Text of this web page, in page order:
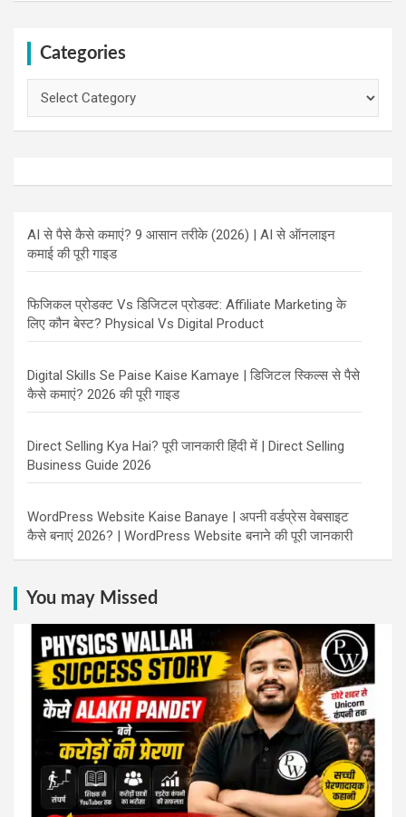
Categories
AI से पैसे कैसे कमाएं? 9 आसान तरीके (2026) | AI से ऑनलाइन
कमाई की पूरी गाइड
फिजिकल प्रोडक्ट Vs डिजिटल प्रोडक्ट: Affiliate Marketing के
लिए कौन बेस्ट? Physical Vs Digital Product
Digital Skills Se Paise Kaise Kamaye | डिजिटल स्किल्स से पैसे
कैसे कमाएं? 2026 की पूरी गाइड
Direct Selling Kya Hai? पूरी जानकारी हिंदी में | Direct Selling
Business Guide 2026
WordPress Website Kaise Banaye | अपनी वर्डप्रेस वेबसाइट
कैसे बनाएं 2026? | WordPress Website बनाने की पूरी जानकारी
You may Missed